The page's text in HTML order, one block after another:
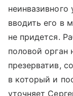
неинвазивного
вводить его в
не придется.
половой орган
презерватив,
в который и
уточняет